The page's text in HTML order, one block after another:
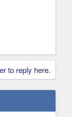
to reply here.